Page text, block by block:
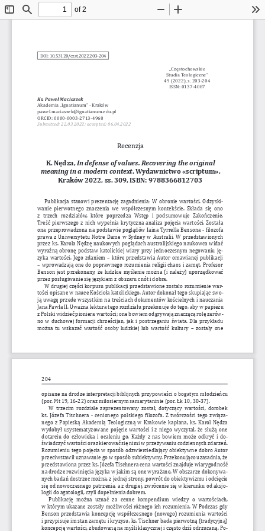
ToggleFind
of 2
Zoom
DOI: 10.53120/czst.2022.203-204
„Częstochowskie
Studia Teologiczne”
49 (2022), s. 203-204
ISSN: 0137-4087
Ks. Paweł Maciaszek
Akademia „Ignatianum” - Kraków
pawel.maciaszek@ignatianum.edu.pl
ORCID: 0000-0003-2713-4968
Submitted: 22.03.2022; accepted: 06.04.2022
Recenzja
K. Nędza, In defense of values. Recovering the original
meaning in a modern context, Wydawnictwo «scriptum»,
Kraków 2022, ss. 309, ISBN: 9788366812703
Publikacja stanowi prezentację zagadnienia: W obronie wartości. Odzyski-
wanie pierwotnego znaczenia we  współczesnym kontekście.
Składa  się  ono
z  trzech rozdziałów,  które poprzedza  Wstęp i  podsumowuje Zakończenie.
Treść pierwszego z nich wypełnia krytyczna analiza pojęcia wartości. Została
ona przeprowadzona na podstawie poglądów Iaina Tyrrella Bensona - filozofa
prawa z Uniwersytetu Notre Dame w Sydney w Australii. W przedstawionych
przez ks. Karola Nędzę naukowych poglądach australijskiego naukowca widać
wyraźną obronę podstaw katolickiej wiary przy jednoczesnym negowaniu ję-
zyka    wartości. Jego zdaniem – które przedstawia Autor omawianej publikacji
– wprowadzają one do poprawnego rozumienia religii chaos i zamęt. Profesor
Benson jest przekonany, że   ludzkie myślenie można (i należy) uporządkować
przez posługiwanie się językiem z obszaru cnót i dobra.
W drugiej części korpusu publikacji przedstawione zostało rozumienie war-
tości opisane w nauce Kościoła katolickiego. Autor dokonał tego skupiając swo-
ją uwagę przede wszystkim na treściach dokumentów kościelnych i nauczania
Jana Pawła II. Uważna lektura tego rozdziału przekonuje do tego, aby w papieżu
z Polski widzieć pioniera wartości; one bowiem odgrywają znaczącą rolę zarów-
no w duchowej formacji chrześcijan, jak i postrzeganiu świata. Dla przykładu
można tu wskazać wartość osoby ludzkiej lub wartość kultury – zostały one
204
opisane na drodze interpretacji biblijnych przypowieści o bogatym młodzieńcu
(por. Mt 19, 16-22) oraz miłosiernym samarytaninie (por. Łk 10, 30-37).
W  trzecim  rozdziale  zaprezentowany  został,  dotyczący  wartości,  dorobek
ks. Józefa Tischnera - cenionego polskiego filozofa. Z twórczości tego związa-
nego z Papieską Akademią Teologiczną w Krakowie kapłana, ks. Karol Nędza
wydobył usystematyzowane pojęcie wartości i z niego wyczytał, że służą one
dotarciu do człowieka i ocaleniu go. Każdy z nas bowiem może odkryć i do-
świadczyć wartości oraz kierować się nimi w przeżywaniu codziennych zdarzeń.
Rozumieniu tego pojęcia w sposób odzwierciedlający obiektywne dobro Autor
przeciwstawił uznawanie go w sposób subiektywny. Przekonująco uzasadnia, że
przedstawiona przez ks. Józefa Tischnera cena wartości znajduje wiarygodność
na drodze rozwinięcia języka w jakim są one wyrażane. W obszarze dokonywa-
nych badań dostrzec można, z jednej strony, powrót do obiektywizmu i odcięcie
się od nowoczesnego patrzenia, a z drugiej, zwrócenie się w kierunku od aksjo-
logii do agatologii, czyli dopełnienia dobrem.
Publikację  można  uznać  za  cenne  kompendium  wiedzy  o  wartościach,
w którym ukazane zostały możliwości różnego ich rozumienia. W Podczas gdy
Benson przedstawia koncepcję współczesnego (nowego) rozumienia wartości
i przypisuje im stan zamętu i kryzysu, ks. Tischner bada pierwotną (tradycyjną)
koncepcję wartości, zbudowaną na myśli klasycznej i często dziś odrzucaną. Po-